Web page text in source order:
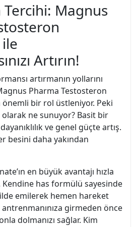
Tercihi: Magnus
Artırın!
artırmanın yollarını
Pharma Testosteron
bir rol üstleniyor. Peki
ne sunuyor? Basit bir
ve genel güçte artış.
besini daha yakından
en büyük avantajı hızla
has formülü sayesinde
emilerek hemen hareket
antrenmanınıza girmeden önce
dolmanızı sağlar. Kim